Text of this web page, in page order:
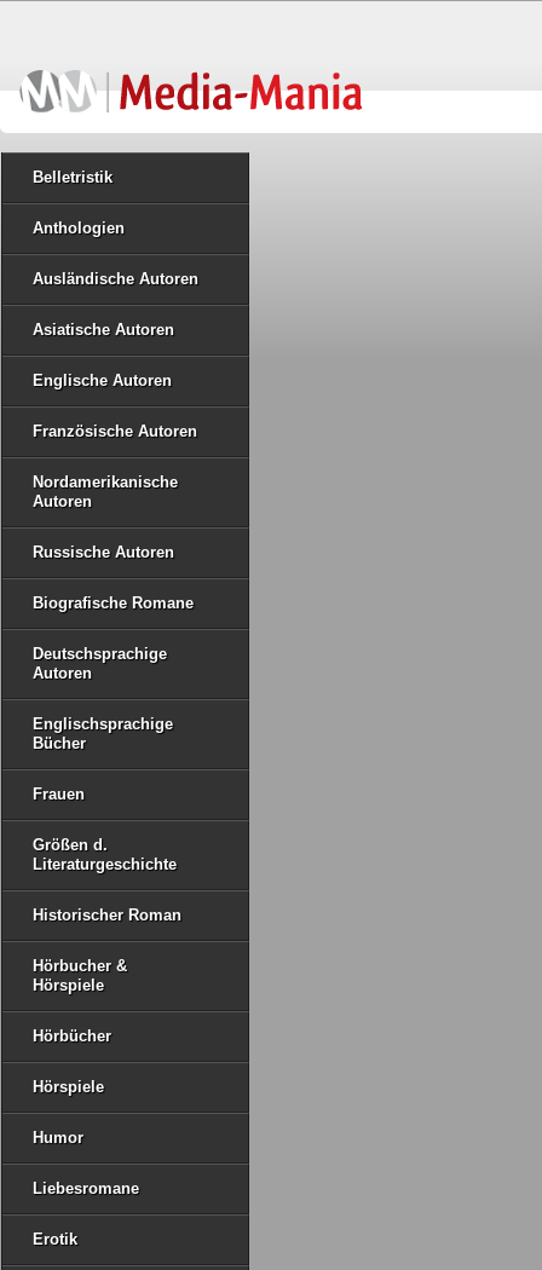
Belletristik
Anthologien
Ausländische Autoren
Asiatische Autoren
Englische Autoren
Französische Autoren
Nordamerikanische
Autoren
Russische Autoren
Biografische Romane
Deutschsprachige
Autoren
Englischsprachige
Bücher
Frauen
Größen d.
Literaturgeschichte
Historischer Roman
Hörbucher &
Hörspiele
Hörbücher
Hörspiele
Humor
Liebesromane
Erotik